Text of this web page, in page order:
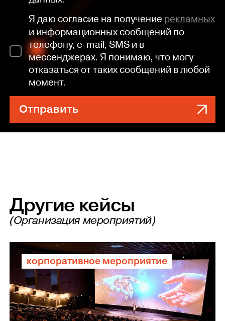
Я даю согласие на получение рекламных
и информационных сообщений по
телефону, e-mail, SMS и в
мессенджерах. Я понимаю, что могу
отказаться от таких сообщений в любой
момент.
Отправить
Другие кейсы
(Организация мероприятий)
корпоративное мероприятие